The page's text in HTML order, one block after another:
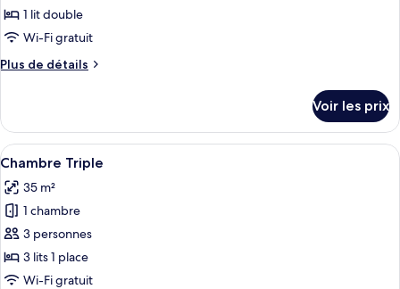
1 lit double
Wi-Fi gratuit
Plus de détails
Plus
le
type
de
Suite
Voir les prix
Afficher
toutes
les
photos
pour
ce
type
Une chambre avec deux lits, un
1
Chambre Triple
35 m²
1 chambre
3 personnes
3 lits 1 place
Wi-Fi gratuit